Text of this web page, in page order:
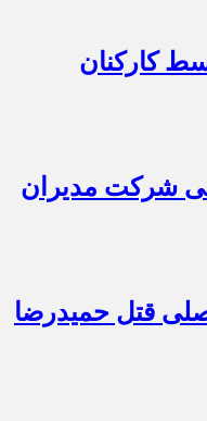
توسط کارکنان
ریالی شرکت مدیران
قتل حمیدرضا